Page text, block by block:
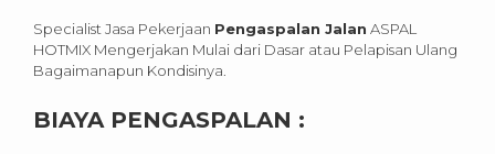
Specialist Jasa Pekerjaan Pengaspalan Jalan ASPAL
HOTMIX Mengerjakan Mulai dari Dasar atau Pelapisan Ulang
Bagaimanapun Kondisinya.
BIAYA PENGASPALAN :